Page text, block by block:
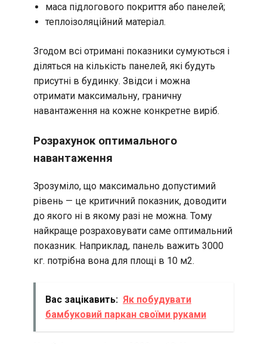
маса підлогового покриття або панелей;
теплоізоляційний матеріал.
Згодом всі отримані показники сумуються і
діляться на кількість панелей, які будуть
присутні в будинку. Звідси і можна
отримати максимальну, граничну
навантаження на кожне конкретне виріб.
Розрахунок оптимального
навантаження
Зрозуміло, що максимально допустимий
рівень — це критичний показник, доводити
до якого ні в якому разі не можна. Тому
найкраще розраховувати саме оптимальний
показник. Наприклад, панель важить 3000
кг. потрібна вона для площі в 10 м2.
Вас зацікавить: Як побудувати
бамбуковий паркан своїми руками